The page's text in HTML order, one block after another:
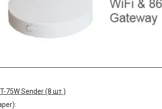
75W Sender (8 шт.)